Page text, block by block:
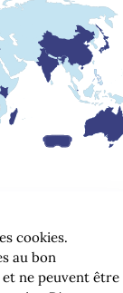
cookies.
au bon
ne peuvent être